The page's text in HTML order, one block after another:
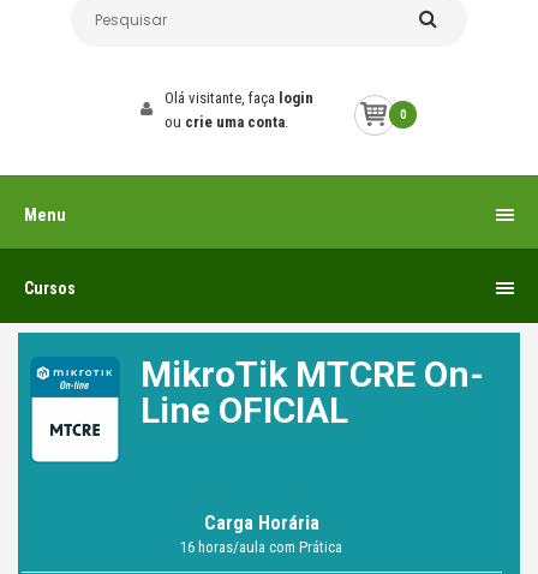
0
Olá visitante, faça login
ou crie uma conta.
Menu
Cursos
MikroTik MTCRE On-
Line OFICIAL
Carga Horária
16 horas/aula com Prática